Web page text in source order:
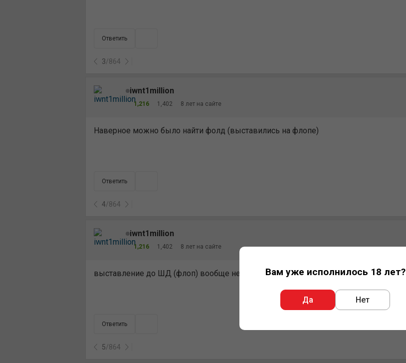
Вам уже исполнилось 18 лет?
Да Нет
Ответить
3/864
iwnt1million
1,216 1,402 8 лет на сайте
Наверное можно было найти фолд (выставились на флопе)
Ответить
4/864
iwnt1million
1,216 1,402 8 лет на сайте
выставление до ШД (флоп) вообще не моё
Ответить
5/864